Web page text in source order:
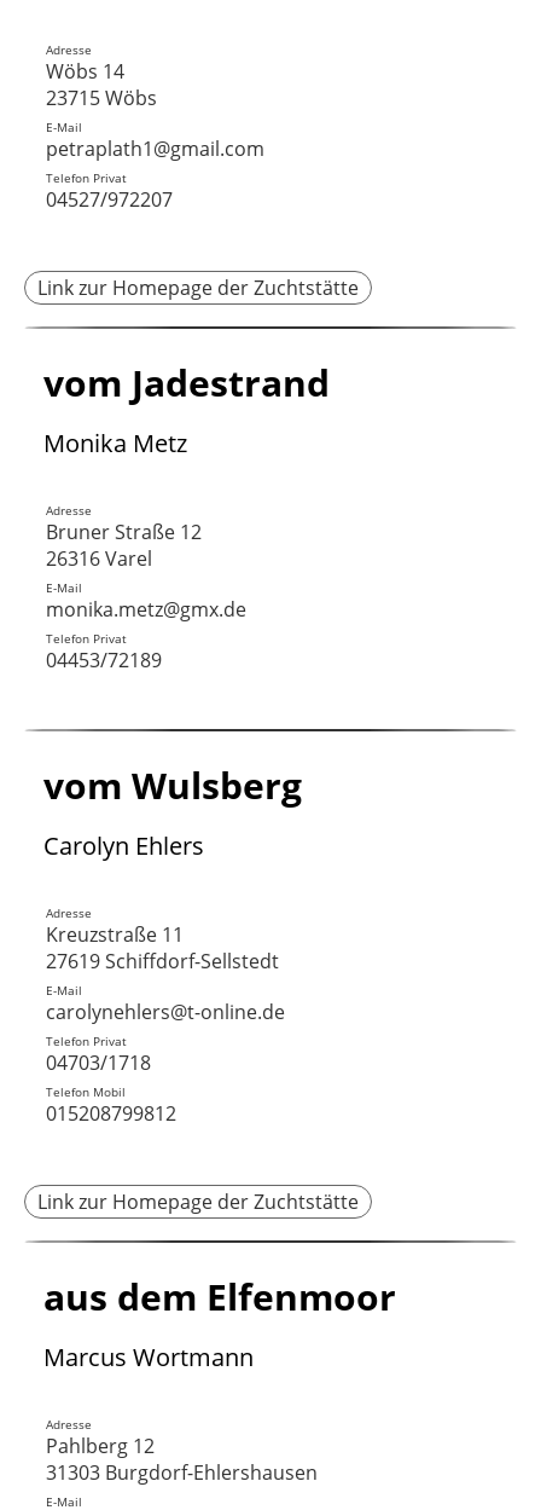
Adresse
Wöbs 14
23715 Wöbs
E-Mail
petraplath1@gmail.com
Telefon Privat
04527/972207
Link zur Homepage der Zuchtstätte
vom Jadestrand
Monika Metz
Adresse
Bruner Straße 12
26316 Varel
E-Mail
monika.metz@gmx.de
Telefon Privat
04453/72189
vom Wulsberg
Carolyn Ehlers
Adresse
Kreuzstraße 11
27619 Schiffdorf-Sellstedt
E-Mail
carolynehlers@t-online.de
Telefon Privat
04703/1718
Telefon Mobil
015208799812
Link zur Homepage der Zuchtstätte
aus dem Elfenmoor
Marcus Wortmann
Adresse
Pahlberg 12
31303 Burgdorf-Ehlershausen
E-Mail